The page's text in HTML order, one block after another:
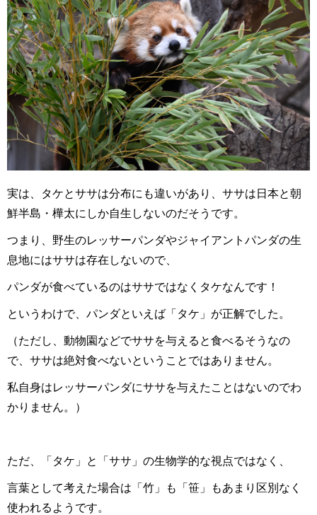
実は、タケとササは分布にも違いがあり、ササは日本と朝
鮮半島・樺太にしか自生しないのだそうです。
つまり、野生のレッサーパンダやジャイアントパンダの生
息地にはササは存在しないので、
パンダが食べているのはササではなくタケなんです！
というわけで、パンダといえば「タケ」が正解でした。
（ただし、動物園などでササを与えると食べるそうなの
で、ササは絶対食べないということではありません。
私自身はレッサーパンダにササを与えたことはないのでわ
かりません。）
ただ、「タケ」と「ササ」の生物学的な視点ではなく、
言葉として考えた場合は「竹」も「笹」もあまり区別なく
使われるようです。